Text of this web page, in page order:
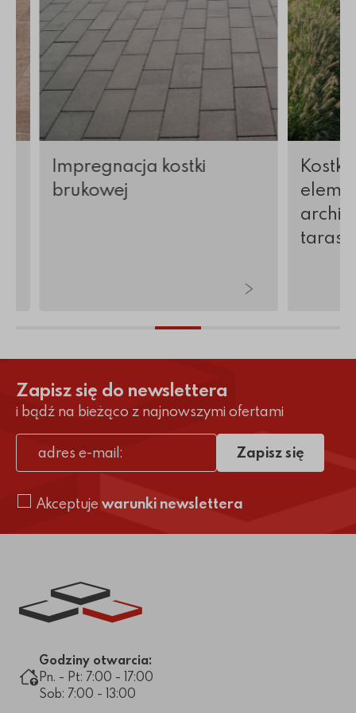
Impregnacja kostki
brukowej
tarasy
Zapisz się do newslettera
i bądź na bieżąco z najnowszymi ofertami
adres e-mail
Akceptuje warunki newslettera
Zapisz się
Link do strony głównej
Godziny otwarcia:
Pn. - Pt: 7:00 - 17:00
Sob: 7:00 - 13:00